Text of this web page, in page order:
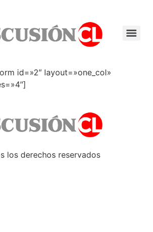
id=»2″ layout=»one_col»
los derechos reservados